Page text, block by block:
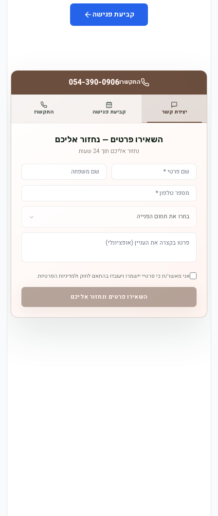
קביעת פגישה
התקשרו054-390-0906
יצירת קשר קביעת פגישה התקשרו
השאירו פרטים — נחזור אליכם
נחזור אליכם תוך 24 שעות
אני מאשר/ת כי פרטיי יישמרו ויעובדו בהתאם לחוק ולמדיניות הפרטיות.
השאירו פרטים ונחזור אליכם